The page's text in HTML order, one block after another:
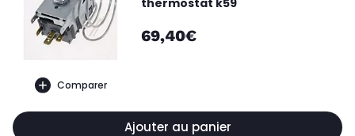
Comparer
thermostat k59
69,40€
Ajouter au panier